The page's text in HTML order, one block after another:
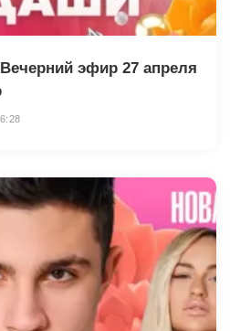
эфир 27 апреля